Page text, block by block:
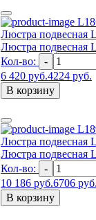
Люстра подвесная
Люстра подвесная
Кол-во:
-
6 420 руб.4224 руб.
В корзину
Люстра подвесная
Люстра подвесная
Кол-во:
-
10 186 руб.6706 руб.
В корзину